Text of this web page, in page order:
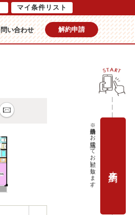
問い合わせ 解約申請
マイ条件リスト
※当日予約はお電話にてお願い致します。